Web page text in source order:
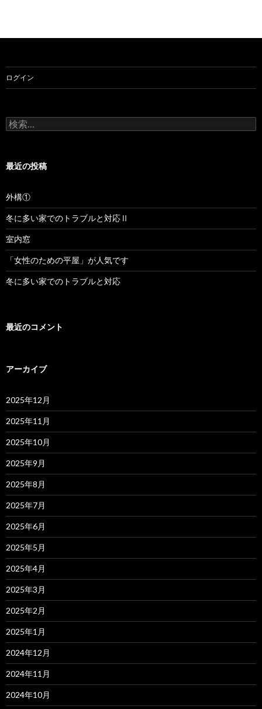
ログイン
検
索:
最近の投稿
外構①
冬に多い家でのトラブルと対応Ⅱ
室内窓
「女性のための平屋」が人気です
冬に多い家でのトラブルと対応
最近のコメント
アーカイブ
2025年12月
2025年11月
2025年10月
2025年9月
2025年8月
2025年7月
2025年6月
2025年5月
2025年4月
2025年3月
2025年2月
2025年1月
2024年12月
2024年11月
2024年10月